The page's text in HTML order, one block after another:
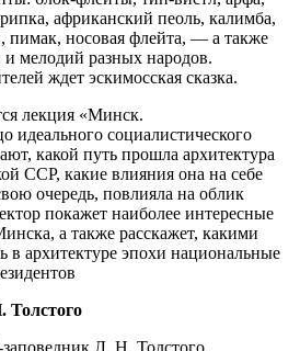
африканский пеоль, калимба,
пимак, носовая флейта, — а также
и мелодий разных народов.
ждет эскимосская сказка.
лекция «Минск.
идеального социалистического
какой путь прошла архитектура
ССР, какие влияния она на себе
очередь, повлияла на облик
покажет наиболее интересные
а также расскажет, какими
в архитектуре эпохи национальные
Толстого
Л. Н. Толстого